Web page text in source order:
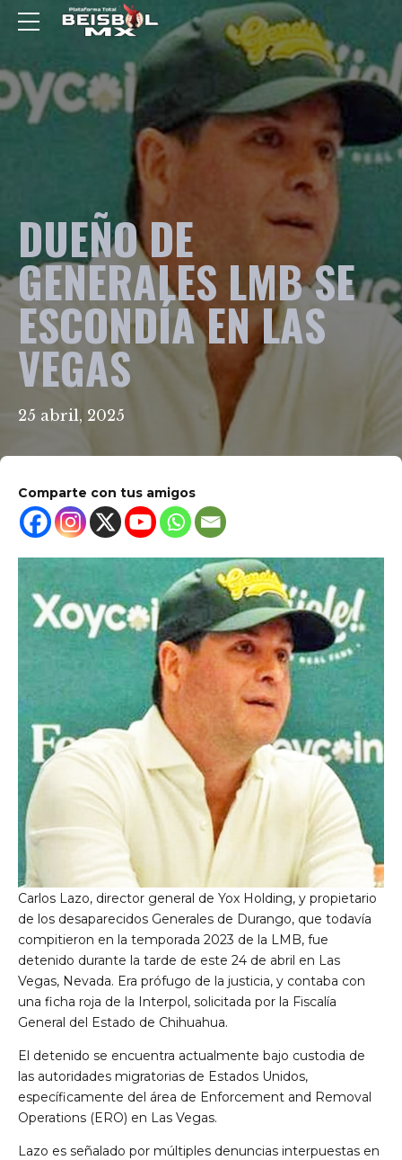
DUEÑO DE
GENERALES LMB SE
ESCONDÍA EN LAS
VEGAS
25 abril, 2025
Comparte con tus amigos
Carlos Lazo, director general de Yox Holding, y propietario
de los desaparecidos Generales de Durango, que todavía
compitieron en la temporada 2023 de la LMB, fue
detenido durante la tarde de este 24 de abril en Las
Vegas, Nevada. Era prófugo de la justicia, y contaba con
una ficha roja de la Interpol, solicitada por la Fiscalía
General del Estado de Chihuahua.
El detenido se encuentra actualmente bajo custodia de
las autoridades migratorias de Estados Unidos,
específicamente del área de Enforcement and Removal
Operations (ERO) en Las Vegas.
Lazo es señalado por múltiples denuncias interpuestas en